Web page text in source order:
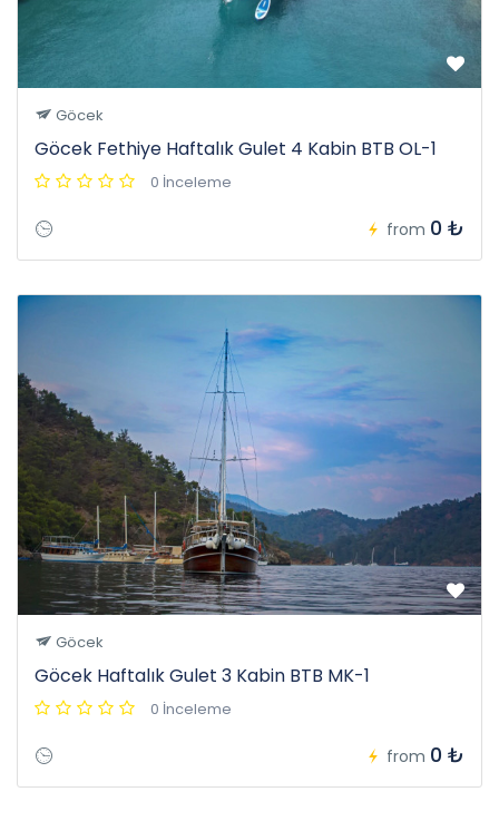
Göcek
Göcek Fethiye Haftalık Gulet 4 Kabin BTB OL-1
0 İnceleme
from 0 ₺
Göcek
Göcek Haftalık Gulet 3 Kabin BTB MK-1
0 İnceleme
from 0 ₺